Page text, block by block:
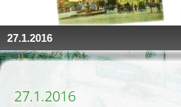
27.1.2016
27.1.2016